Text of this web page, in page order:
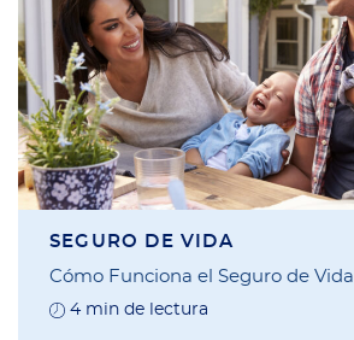
SEGURO DE VIDA
Cómo Funciona el Seguro de Vida
4 min de lectura